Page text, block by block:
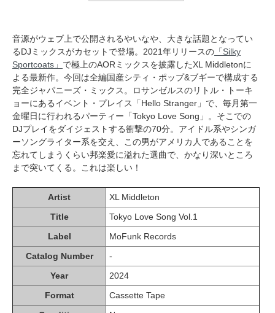
音源がウェブ上で公開されるやいなや、大きな話題となってい
るDJミックスがカセットで登場。2021年リリースの 「Silky
Sportcoats」 で極上のAORミックスを披露したXL Middletonに
よる最新作。今回は全編国産シティ・ポップ&ブギーで構成する
完全ジャパニーズ・ミックス。ロサンゼルスのリトル・トーキ
ョーにあるイベント・プレイス「Hello Stranger」で、毎月第一
金曜日に行われるパーティー「Tokyo Love Song」。そこでの
DJプレイをダイジェストする衝撃の70分。アイドル系やシンガ
ーソングライター系を交え、この男がアメリカ人であることを
忘れてしまうくらい邦楽愛に溢れた選曲で、かなり深いところ
まで突いてくる。これは楽しい！
Artist
XL Middleton
Title
Tokyo Love Song Vol.1
Label
MoFunk Records
Catalog Number
-
Year
2024
Format
Cassette Tape